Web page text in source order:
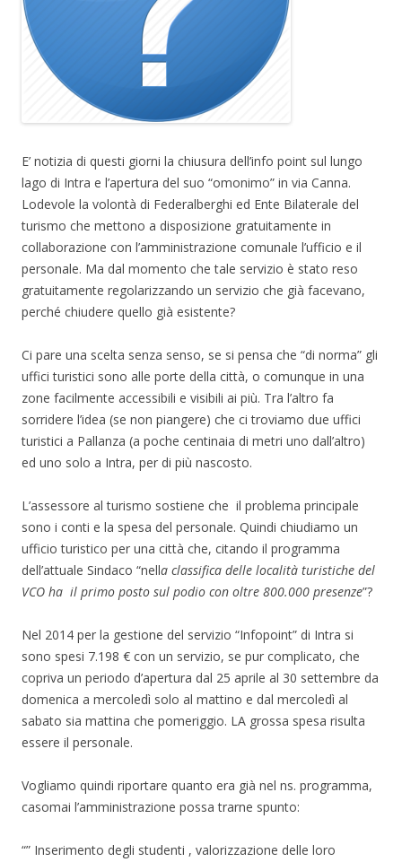
E’ notizia di questi giorni la chiusura dell’info point sul lungo
lago di Intra e l’apertura del suo “omonimo” in via Canna.
Lodevole la volontà di Federalberghi ed Ente Bilaterale del
turismo che mettono a disposizione gratuitamente in
collaborazione con l’amministrazione comunale l’ufficio e il
personale. Ma dal momento che tale servizio è stato reso
gratuitamente regolarizzando un servizio che già facevano,
perché chiudere quello già esistente?
Ci pare una scelta senza senso, se si pensa che “di norma” gli
uffici turistici sono alle porte della città, o comunque in una
zone facilmente accessibili e visibili ai più. Tra l’altro fa
sorridere l’idea (se non piangere) che ci troviamo due uffici
turistici a Pallanza (a poche centinaia di metri uno dall’altro)
ed uno solo a Intra, per di più nascosto.
L’assessore al turismo sostiene che il problema principale
sono i conti e la spesa del personale. Quindi chiudiamo un
ufficio turistico per una città che, citando il programma
dell’attuale Sindaco “nella classifica delle località turistiche del
VCO ha il primo posto sul podio con oltre 800.000 presenze”?
Nel 2014 per la gestione del servizio “Infopoint” di Intra si
sono spesi 7.198 € con un servizio, se pur complicato, che
copriva un periodo d’apertura dal 25 aprile al 30 settembre da
domenica a mercoledì solo al mattino e dal mercoledì al
sabato sia mattina che pomeriggio. LA grossa spesa risulta
essere il personale.
Vogliamo quindi riportare quanto era già nel ns. programma,
casomai l’amministrazione possa trarne spunto:
“” Inserimento degli studenti , valorizzazione delle loro